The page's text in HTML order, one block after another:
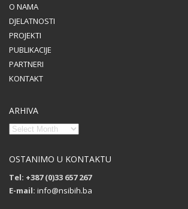
O NAMA
DJELATNOSTI
PROJEKTI
PUBLIKACIJE
PARTNERI
KONTAKT
ARHIVA
OSTANIMO U KONTAKTU
Tel: +387 (0)33 657 267
E-mail: info@nsibih.ba